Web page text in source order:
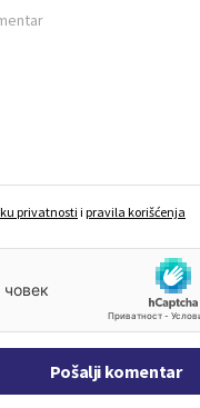
privatnostii pravila korišćenja
Pošalji komentar